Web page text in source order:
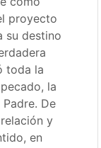
proyecto
su destino
toda la
la
De
y
en